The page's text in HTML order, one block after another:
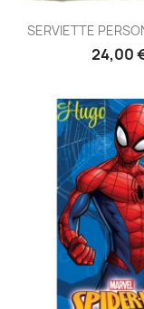
Aperçu
SERVIETTE
24,00